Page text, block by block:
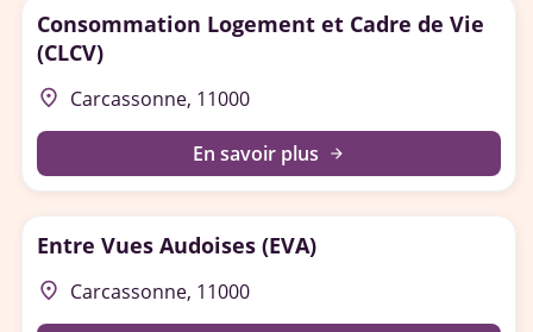
Consommation Logement et Cadre de Vie
(CLCV)
place Carcassonne, 11000
En savoir plus arrow_forward
Entre Vues Audoises (EVA)
place Carcassonne, 11000